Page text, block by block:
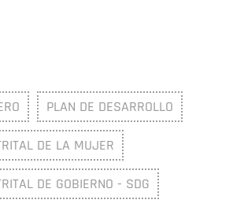
PLAN DE DESARROLLO
DE LA MUJER
DE GOBIERNO - SDG